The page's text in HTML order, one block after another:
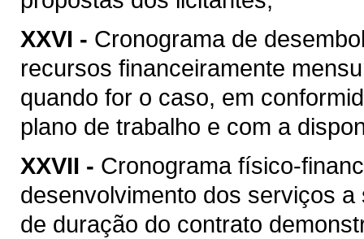
XXVI - Cronograma de
recursos financeiramente
quando for o caso, em
plano de trabalho e com a
XXVII - Cronograma físico-
desenvolvimento dos serviços
de duração do contrato